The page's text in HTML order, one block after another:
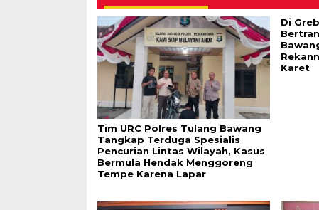
Tim URC Polres Tulang Bawang
Tangkap Terduga Spesialis
Pencurian Lintas Wilayah, Kasus
Bermula Hendak Menggoreng
Tempe Karena Lapar
Di
Karet